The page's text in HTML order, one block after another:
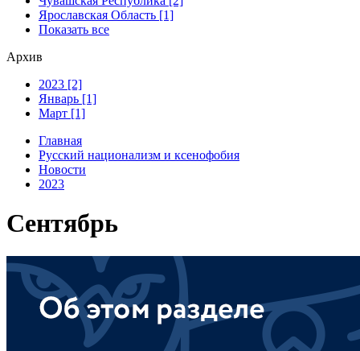
Ярославская Область [1]
Показать все
Архив
2023 [2]
Январь [1]
Март [1]
Главная
Русский национализм и ксенофобия
Новости
2023
Сентябрь